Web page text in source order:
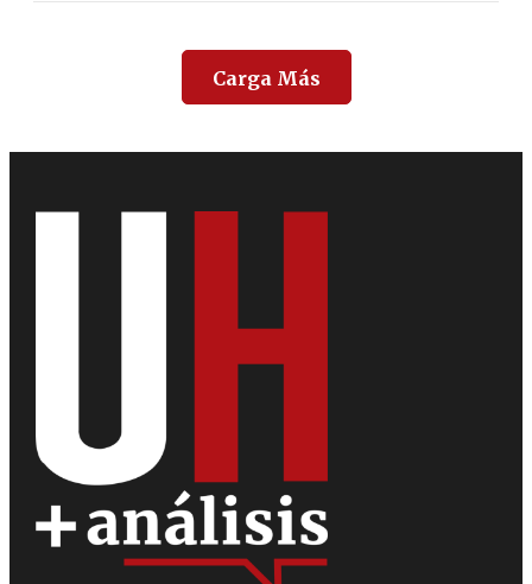
Carga Más